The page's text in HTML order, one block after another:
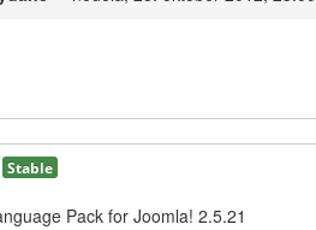
Stable
Pack for Joomla! 2.5.21